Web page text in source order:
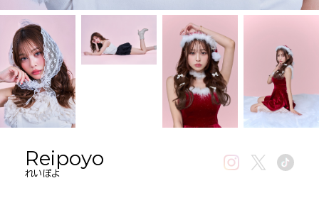
Reipoyo
れいぽよ